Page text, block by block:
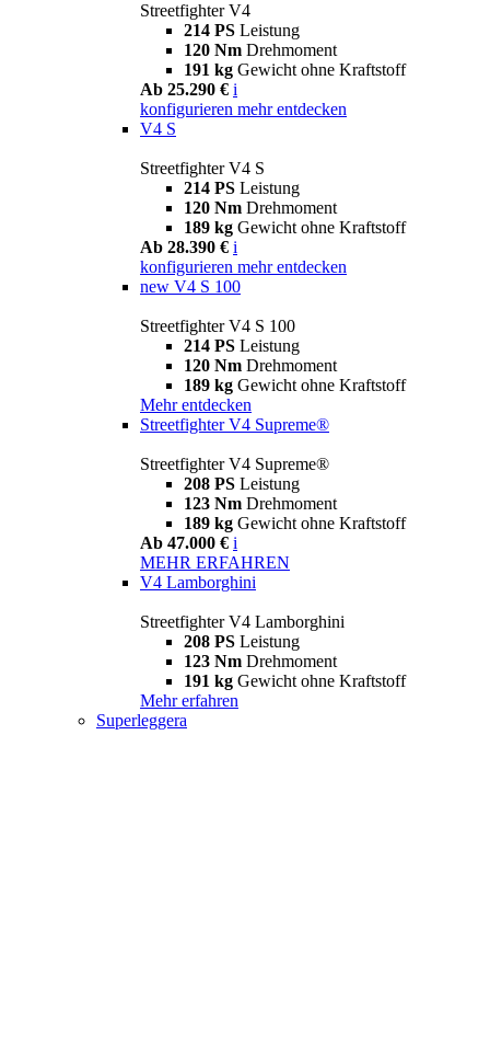
Streetfighter V4
214 PS Leistung
120 Nm Drehmoment
191 kg Gewicht ohne Kraftstoff
Ab 25.290 € i
konfigurieren mehr entdecken
V4 S
Streetfighter V4 S
214 PS Leistung
120 Nm Drehmoment
189 kg Gewicht ohne Kraftstoff
Ab 28.390 € i
konfigurieren mehr entdecken
new V4 S 100
Streetfighter V4 S 100
214 PS Leistung
120 Nm Drehmoment
189 kg Gewicht ohne Kraftstoff
Mehr entdecken
Streetfighter V4 Supreme®
Streetfighter V4 Supreme®
208 PS Leistung
123 Nm Drehmoment
189 kg Gewicht ohne Kraftstoff
Ab 47.000 € i
MEHR ERFAHREN
V4 Lamborghini
Streetfighter V4 Lamborghini
208 PS Leistung
123 Nm Drehmoment
191 kg Gewicht ohne Kraftstoff
Mehr erfahren
Superleggera